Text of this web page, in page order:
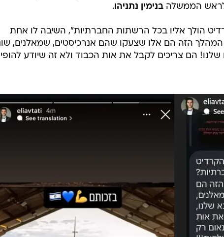
לראש הממשלה בנימין נתניהו.
הולך אליו בכל הרשתות החברתיות", השיבה לו אחת
המהלך הזה הם אלו שצעקו שהם אנרכיסטים, שמאלנים,
הם צריכים לקבל את אות הכבוד ולא זה שיודע